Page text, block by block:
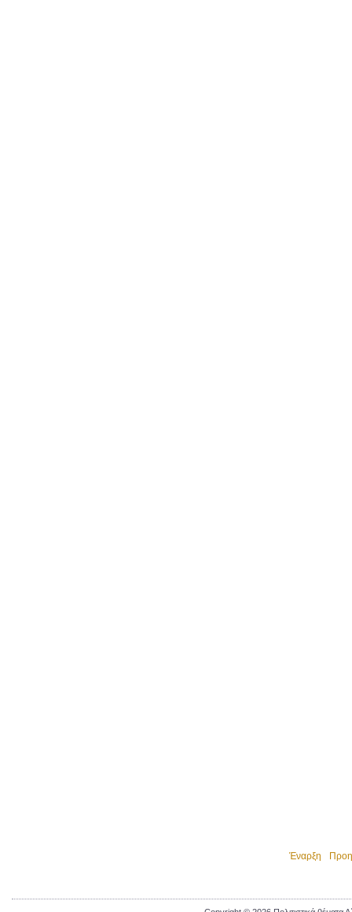
Έναρξη